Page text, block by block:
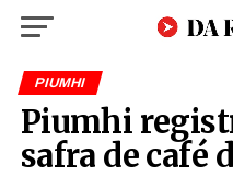
PIUMHI
Piumhi
safra de café